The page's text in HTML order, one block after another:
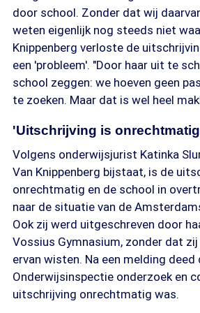
door school. Zonder dat wij
weten eigenlijk nog steeds niet
Knippenberg verloste de
een 'probleem'. "Door haar uit te
school zeggen: we hoeven geen
te zoeken. Maar dat is wel heel
'Uitschrijving is
Volgens onderwijsjurist Katinka
Van Knippenberg bijstaat, is de
onrechtmatig en de school in
naar de situatie van de
Ook zij werd uitgeschreven door
Vossius Gymnasium, zonder dat
ervan wisten. Na een melding deed
Onderwijsinspectie onderzoek en
uitschrijving onrechtmatig was.